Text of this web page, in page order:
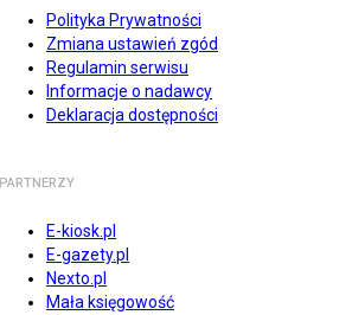
Polityka Prywatności
Zmiana ustawień zgód
Regulamin serwisu
Informacje o nadawcy
Deklaracja dostępności
PARTNERZY
E-kiosk.pl
E-gazety.pl
Nexto.pl
Mała księgowość